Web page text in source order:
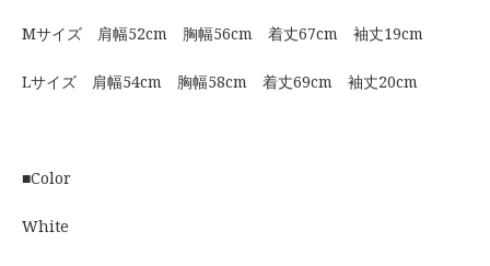
Mサイズ 肩幅52cm 胸幅56cm 着丈67cm 袖丈19cm
Lサイズ 肩幅54cm 胸幅58cm 着丈69cm 袖丈20cm
■Color
White